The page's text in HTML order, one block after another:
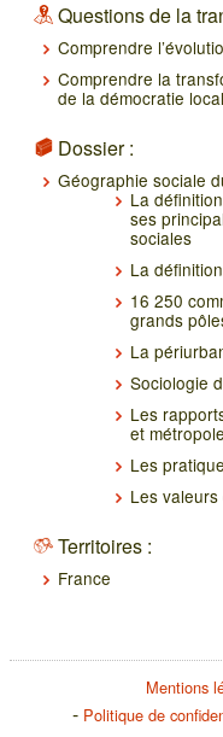
Questions de la
Comprendre
Comprendre la
de la démocratie
Dossier :
Géographie sociale
La
ses
sociales
La
16 250
grands
La
Sociologie
Les
et métropole
Les
Les
Territoires :
France
Mentions
Politique de